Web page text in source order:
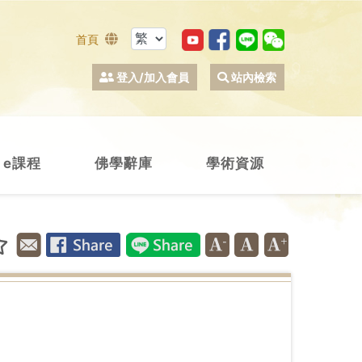
首頁
登入/加入會員 站內檢索
e課程 佛學辭庫 學術資源